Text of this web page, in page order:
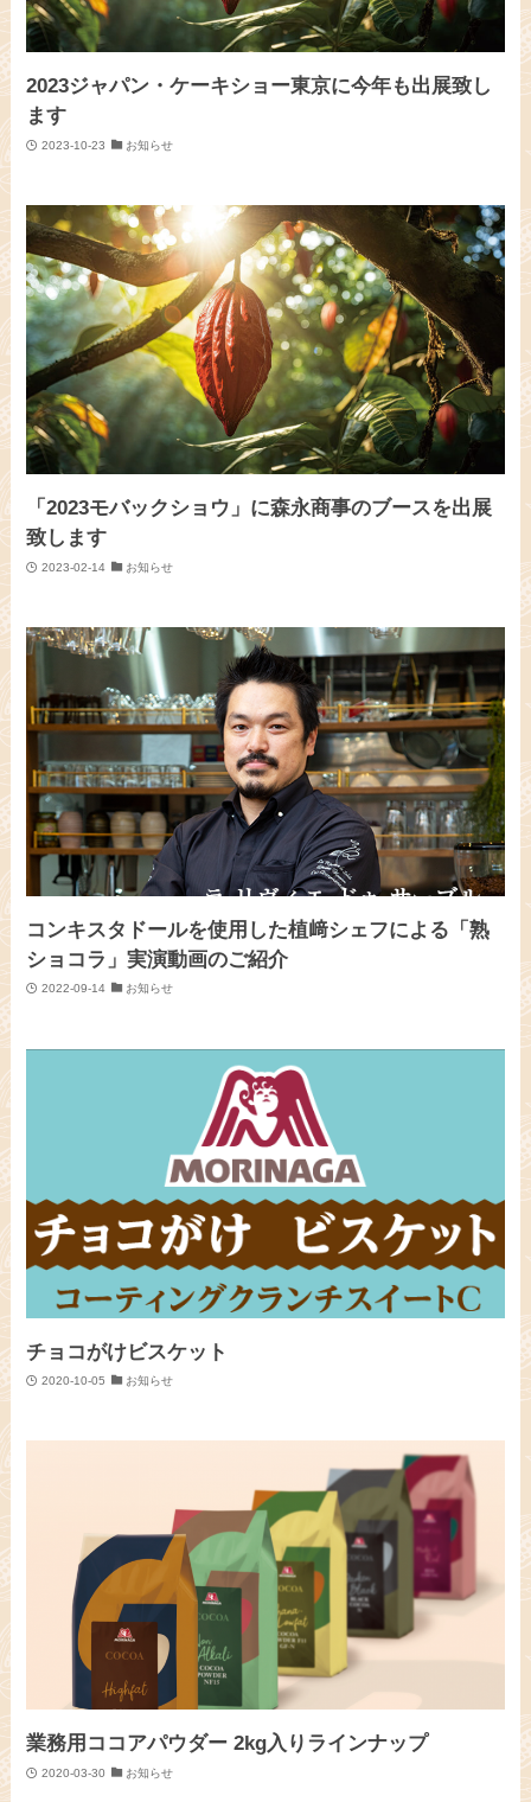
2023ジャパン・ケーキショー東京に今年も出展致し
ます
2023-10-23 お知らせ
「2023モバックショウ」に森永商事のブースを出展
致します
2023-02-14 お知らせ
コンキスタドールを使用した植﨑シェフによる「熟
ショコラ」実演動画のご紹介
2022-09-14 お知らせ
チョコがけビスケット
2020-10-05 お知らせ
業務用ココアパウダー 2kg入りラインナップ
2020-03-30 お知らせ